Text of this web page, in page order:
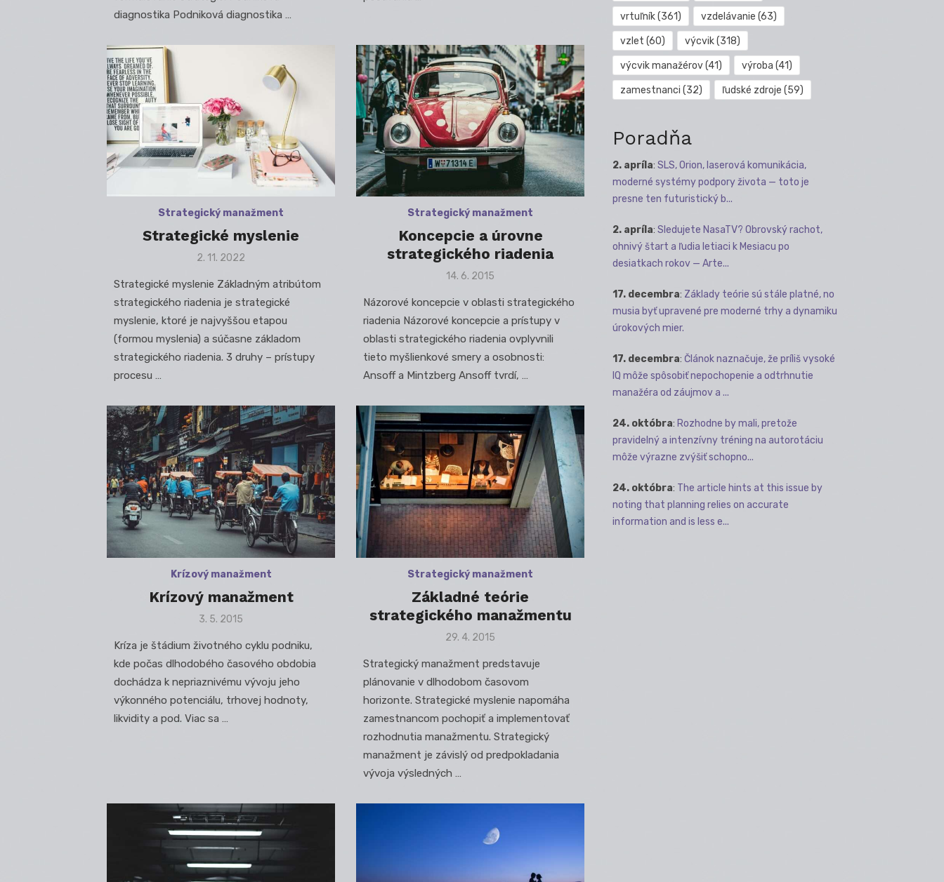
diagnostika Podniková diagnostika …
Strategický manažment
Strategické myslenie
Posted
2. 11. 2022
Strategické myslenie Základným atribútom
strategického riadenia je strategické
myslenie, ktoré je najvyššou etapou
(formou myslenia) a súčasne základom
strategického riadenia. 3 druhy – prístupy
procesu …
Strategický manažment
Koncepcie a úrovne
strategického riadenia
Posted
14. 6. 2015
Názorové koncepcie v oblasti strategického
riadenia Názorové koncepcie a prístupy v
oblasti strategického riadenia ovplyvnili
tieto myšlienkové smery a osobnosti:
Ansoff a Mintzberg Ansoff tvrdí, …
Krízový manažment
Krízový manažment
Posted
3. 5. 2015
Kríza je štádium životného cyklu podniku,
kde počas dlhodobého časového obdobia
dochádza k nepriaznivému vývoju jeho
výkonného potenciálu, trhovej hodnoty,
likvidity a pod. Viac sa …
Strategický manažment
Základné teórie
strategického manažmentu
Posted
29. 4. 2015
Strategický manažment predstavuje
plánovanie v dlhodobom časovom
horizonte. Strategické myslenie napomáha
zamestnancom pochopiť a implementovať
rozhodnutia manažmentu. Strategický
manažment je závislý od predpokladania
vývoja výsledných …
vrtuľník(361) vzdelávanie (63)
vzlet (60) výcvik(318)
výcvik manažérov(41) výroba (41)
zamestnanci (32) ľudské zdroje (59)
Poradňa
2. apríla: SLS, Orion, laserová komunikácia,
moderné systémy podpory života — toto je
presne ten futuristický b...
2. apríla: Sledujete NasaTV? Obrovský rachot,
ohnivý štart a ľudia letiaci k Mesiacu po
desiatkach rokov — Arte...
17. decembra: Základy teórie sú stále platné, no
musia byť upravené pre moderné trhy a dynamiku
úrokových mier.
17. decembra: Článok naznačuje, že príliš vysoké
IQ môže spôsobiť nepochopenie a odtrhnutie
manažéra od záujmov a ...
24. októbra: Rozhodne by mali, pretože
pravidelný a intenzívny tréning na autorotáciu
môže výrazne zvýšiť schopno...
24. októbra: The article hints at this issue by
noting that planning relies on accurate
information and is less e...